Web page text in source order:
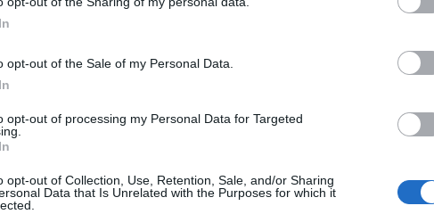
opt-out of the Sale of my Personal Data.
opt-out of processing my Personal Data for Targeted
opt-out of Collection, Use, Retention, Sale, and/or Sharing
Data that Is Unrelated with the Purposes for which it
Από την άλλη, ανήκουμε στην ίδια
που αντιμετωπίζει ολόκληρη η περιοχή,
όπως η κλιματική αλλαγή, η
μας επηρεάζουν όλους, και κανένας
μόνος του.
Και αυτή η σχέση μπορεί να